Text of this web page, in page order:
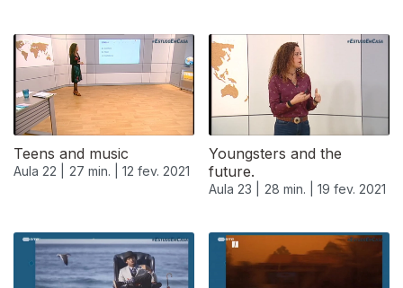
Teens and music
Aula 22 | 27 min. | 12 fev. 2021
Youngsters and the
future.
Aula 23 | 28 min. | 19 fev. 2021
525123